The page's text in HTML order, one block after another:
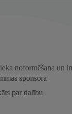
noformēšana un
sponsora
par dalību